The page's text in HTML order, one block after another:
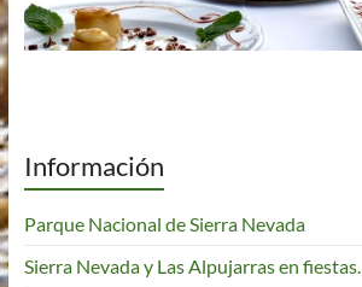
Información
Parque Nacional de Sierra Nevada
Sierra Nevada y Las Alpujarras en fiestas.